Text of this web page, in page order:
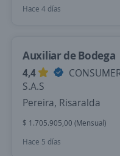
Hace 4 días
Auxiliar de Bodega
4,4
S.A.S
Pereira, Risaralda
$ 1.705.905,00 (Mensual)
Hace 5 días